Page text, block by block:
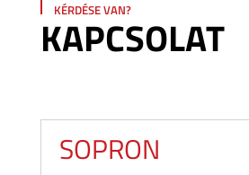
KÉRDÉSE VAN?
KAPCSOLAT
SOPRON